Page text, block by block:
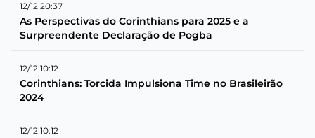
12/12 20:37
As Perspectivas do Corinthians para 2025 e a
Surpreendente Declaração de Pogba
12/12 10:12
Corinthians: Torcida Impulsiona Time no Brasileirão
2024
12/12 10:12